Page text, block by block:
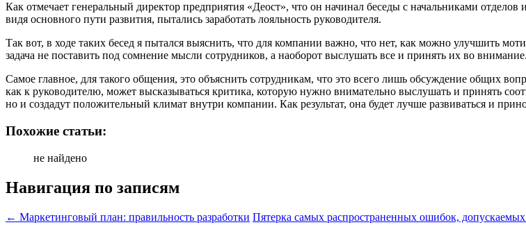
Как отмечает генеральный директор предприятия «Деост», что он начинал беседы с начальниками
видя основного пути развития, пытались заработать лояльность руководителя.
Так вот, в ходе таких бесед я пытался выяснить, что для компании важно, что нет, как можно улучшить
задача не поставить под сомнение мысли сотрудников, а наоборот выслушать все и принять их во внимание.
Самое главное, для такого общения, это объяснить сотрудникам, что это всего лишь обсуждение общих
как к руководителю, может высказываться критика, которую нужно внимательно выслушать и принять
но и создадут положительный климат внутри компании. Как результат, она будет лучше развиваться и
Похожие статьи:
не найдено
Навигация по записям
← Маркетинговый план: правильность разработки Пятерка самых распространенных ошибок,